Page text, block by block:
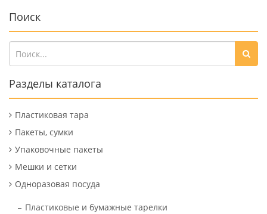
Поиск
Разделы каталога
Пластиковая тара
Пакеты, сумки
Упаковочные пакеты
Мешки и сетки
Одноразовая посуда
Пластиковые и бумажные тарелки